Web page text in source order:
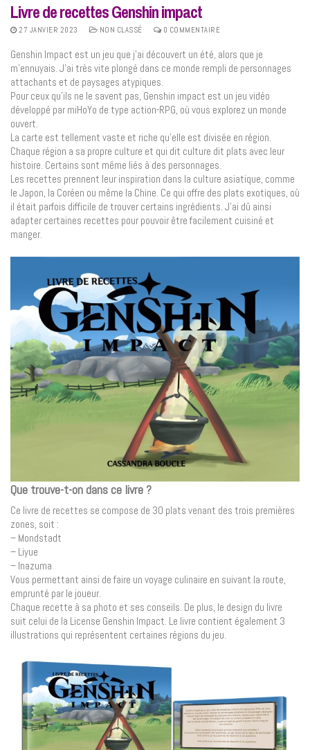
Livre de recettes Genshin impact
27 JANVIER 2023 NON CLASSÉ 0 COMMENTAIRE
Genshin Impact est un jeu que j’ai découvert un été, alors que je
m’ennuyais. J’ai très vite plongé dans ce monde rempli de personnages
attachants et de paysages atypiques.
Pour ceux qu’ils ne le savent pas, Genshin impact est un jeu vidéo
développé par miHoYo de type action-RPG, où vous explorez un monde
ouvert.
La carte est tellement vaste et riche qu’elle est divisée en région.
Chaque région a sa propre culture et qui dit culture dit plats avec leur
histoire. Certains sont même liés à des personnages.
Les recettes prennent leur inspiration dans la culture asiatique, comme
le Japon, la Coréen ou même la Chine. Ce qui offre des plats exotiques, où
il était parfois difficile de trouver certains ingrédients. J’ai dû ainsi
adapter certaines recettes pour pouvoir être facilement cuisiné et
manger.
Que trouve-t-on dans ce livre ?
Ce livre de recettes se compose de 30 plats venant des trois premières
zones, soit :
– Mondstadt
– Liyue
– Inazuma
Vous permettant ainsi de faire un voyage culinaire en suivant la route,
emprunté par le joueur.
Chaque recette à sa photo et ses conseils. De plus, le design du livre
suit celui de la License Genshin Impact. Le livre contient également 3
illustrations qui représentent certaines régions du jeu.